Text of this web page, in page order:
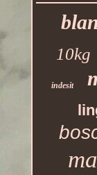
10kg
indesit